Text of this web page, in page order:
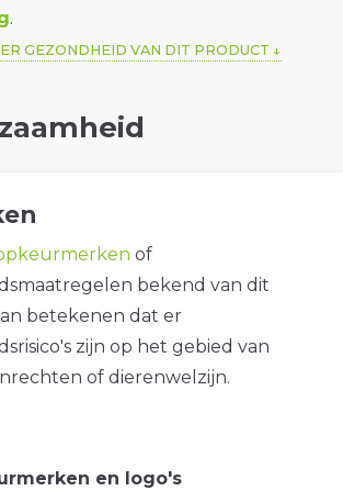
.
GEZONDHEID VAN DIT PRODUCT
of
bekend van dit
betekenen dat er
zijn op het gebied van
of dierenwelzijn.
en logo's